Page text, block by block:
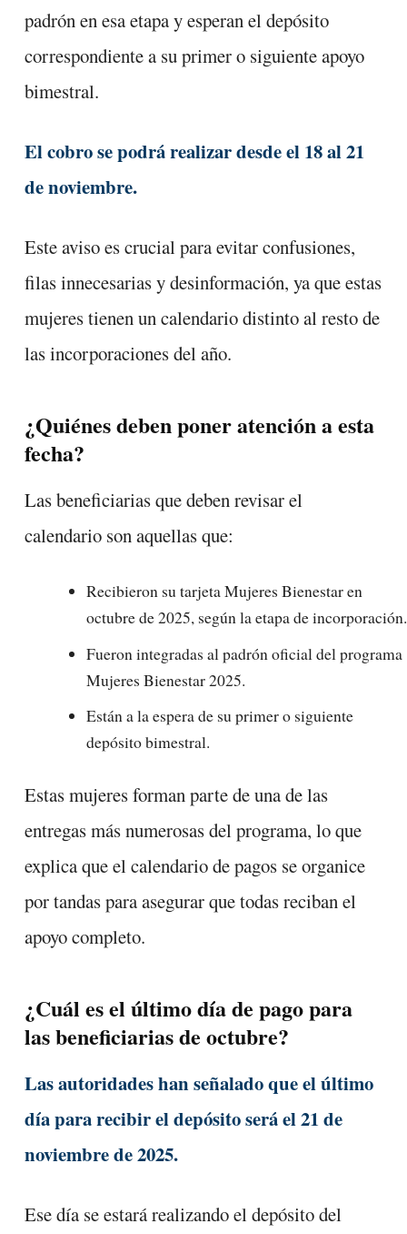
padrón en esa etapa y esperan el depósito
correspondiente a su primer o siguiente apoyo
bimestral.
El cobro se podrá realizar desde el 18 al 21
de noviembre.
Este aviso es crucial para evitar confusiones,
filas innecesarias y desinformación, ya que estas
mujeres tienen un calendario distinto al resto de
las incorporaciones del año.
¿Quiénes deben poner atención a esta
fecha?
Las beneficiarias que deben revisar el
calendario son aquellas que:
Recibieron su tarjeta Mujeres Bienestar en
octubre de 2025, según la etapa de incorporación.
Fueron integradas al padrón oficial del programa
Mujeres Bienestar 2025.
Están a la espera de su primer o siguiente
depósito bimestral.
Estas mujeres forman parte de una de las
entregas más numerosas del programa, lo que
explica que el calendario de pagos se organice
por tandas para asegurar que todas reciban el
apoyo completo.
¿Cuál es el último día de pago para
las beneficiarias de octubre?
Las autoridades han señalado que el último
día para recibir el depósito será el 21 de
noviembre de 2025.
Ese día se estará realizando el depósito del